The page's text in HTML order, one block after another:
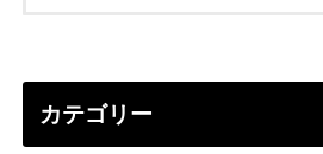
カテゴリー